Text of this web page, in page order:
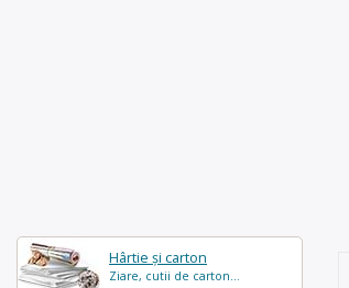
Hârtie și carton
Ziare, cutii de carton...